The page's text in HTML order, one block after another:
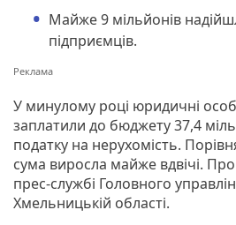
Майже 9 мільйонів
підприємців.
У минулому році юридичні
заплатили до бюджету 37,4
податку на нерухомість.
сума виросла майже вдвічі.
прес-службі Головного
Хмельницькій області.